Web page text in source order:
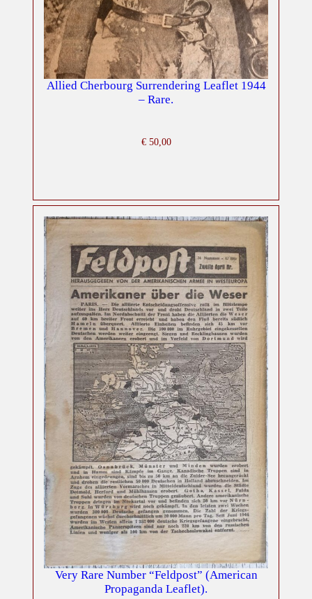
Allied Cherbourg Surrendering Leaflet 1944
– Rare.
€50,00
Very Rare Number “Feldpost” (American
Propaganda Leaflet).